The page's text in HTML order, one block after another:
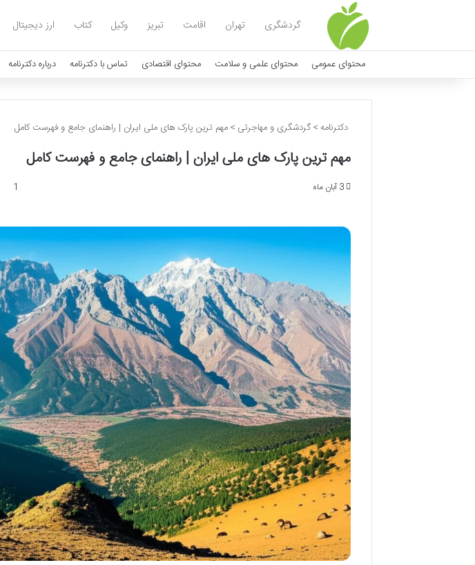
گردشگری تهران اقامت تبریز وکیل کتاب ارز دیجیتال
محتوای عمومی محتوای علمی و سلامت محتوای اقتصادی تماس با دکترنامه درباره دکترنامه
دکترنامه > گردشگری و مهاجرتی > مهم ترین پارک های ملی ایران | راهنمای جامع و فهرست کامل
مهم ترین پارک های ملی ایران | راهنمای جامع و فهرست کامل
3 آبان ماه 1